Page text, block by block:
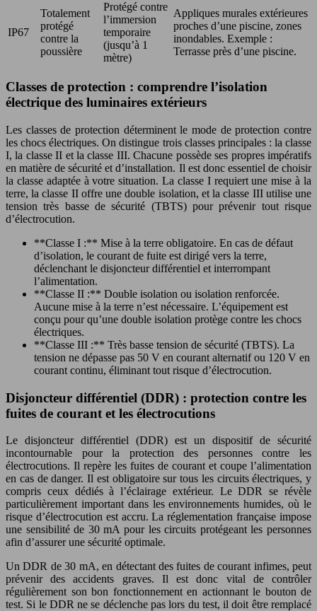
IP67
Totalement
protégé
contre la
poussière
Protégé contre
l’immersion
temporaire
(jusqu’à 1
mètre)
Appliques murales extérieures
proches d’une piscine, zones
inondables. Exemple :
Terrasse près d’une piscine.
Classes de protection : comprendre l’isolation
électrique des luminaires extérieurs
Les classes de protection déterminent le mode de protection contre
les chocs électriques. On distingue trois classes principales : la classe
I, la classe II et la classe III. Chacune possède ses propres impératifs
en matière de sécurité et d’installation. Il est donc essentiel de choisir
la classe adaptée à votre situation. La classe I requiert une mise à la
terre, la classe II offre une double isolation, et la classe III utilise une
tension très basse de sécurité (TBTS) pour prévenir tout risque
d’électrocution.
**Classe I :** Mise à la terre obligatoire. En cas de défaut
d’isolation, le courant de fuite est dirigé vers la terre,
déclenchant le disjoncteur différentiel et interrompant
l’alimentation.
**Classe II :** Double isolation ou isolation renforcée.
Aucune mise à la terre n’est nécessaire. L’équipement est
conçu pour qu’une double isolation protège contre les chocs
électriques.
**Classe III :** Très basse tension de sécurité (TBTS). La
tension ne dépasse pas 50 V en courant alternatif ou 120 V en
courant continu, éliminant tout risque d’électrocution.
Disjoncteur différentiel (DDR) : protection contre les
fuites de courant et les électrocutions
Le disjoncteur différentiel (DDR) est un dispositif de sécurité
incontournable pour la protection des personnes contre les
électrocutions. Il repère les fuites de courant et coupe l’alimentation
en cas de danger. Il est obligatoire sur tous les circuits électriques, y
compris ceux dédiés à l’éclairage extérieur. Le DDR se révèle
particulièrement important dans les environnements humides, où le
risque d’électrocution est accru. La réglementation française impose
une sensibilité de 30 mA pour les circuits protégeant les personnes
afin d’assurer une sécurité optimale.
Un DDR de 30 mA, en détectant des fuites de courant infimes, peut
prévenir des accidents graves. Il est donc vital de contrôler
régulièrement son bon fonctionnement en actionnant le bouton de
test. Si le DDR ne se déclenche pas lors du test, il doit être remplacé